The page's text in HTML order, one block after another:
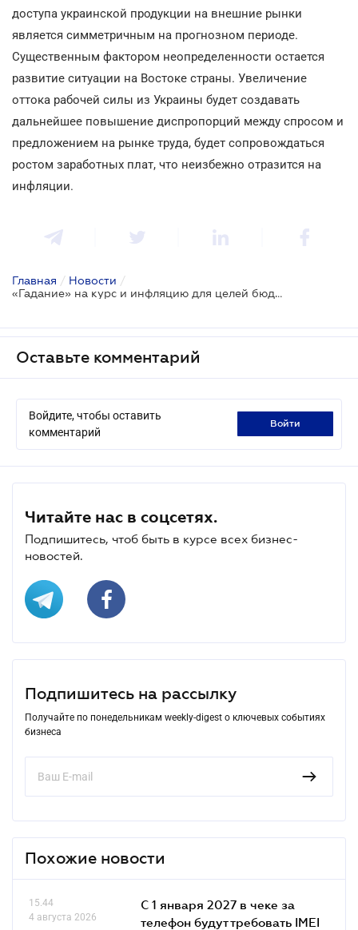
доступа украинской продукции на внешние рынки
является симметричным на прогнозном периоде.
Существенным фактором неопределенности остается
развитие ситуации на Востоке страны. Увеличение
оттока рабочей силы из Украины будет создавать
дальнейшее повышение диспропорций между спросом и
предложением на рынке труда, будет сопровождаться
ростом заработных плат, что неизбежно отразится на
инфляции.
Главная / Новости /
«Гадание» на курс и инфляцию для целей бюджетирования-2019
Оставьте комментарий
Войдите, чтобы оставить
комментарий
войти
Читайте нас в соцсетях.
Подпишитесь, чтоб быть в курсе всех бизнес-
новостей.
Подпишитесь на рассылку
Получайте по понедельникам weekly-digest о ключевых событиях
бизнеса
Похожие новости
15.44
4 августа 2026
С 1 января 2027 в чеке за
телефон будут требовать IMEI